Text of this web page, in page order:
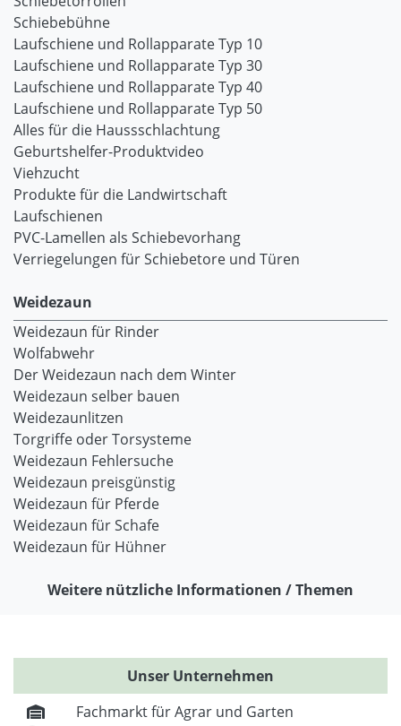
Schiebebühne
Laufschiene und Rollapparate Typ 10
Laufschiene und Rollapparate Typ 30
Laufschiene und Rollapparate Typ 40
Laufschiene und Rollapparate Typ 50
Alles für die Haussschlachtung
Geburtshelfer-Produktvideo
Viehzucht
Produkte für die Landwirtschaft
Laufschienen
PVC-Lamellen als Schiebevorhang
Verriegelungen für Schiebetore und Türen
Weidezaun
Weidezaun für Rinder
Wolfabwehr
Der Weidezaun nach dem Winter
Weidezaun selber bauen
Weidezaunlitzen
Torgriffe oder Torsysteme
Weidezaun Fehlersuche
Weidezaun preisgünstig
Weidezaun für Pferde
Weidezaun für Schafe
Weidezaun für Hühner
Weitere nützliche Informationen / Themen
Unser Unternehmen
Fachmarkt für Agrar und Garten